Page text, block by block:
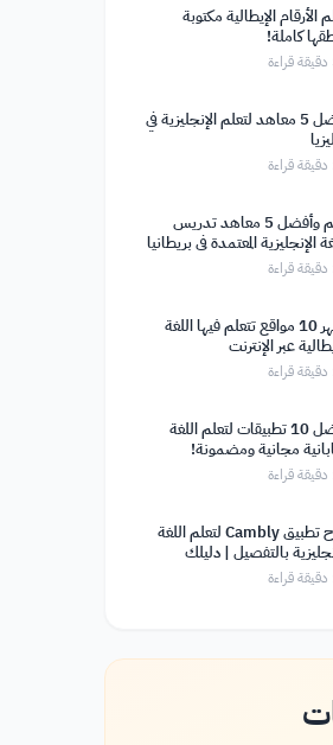
الأرقام الإيطالية مكتوبة
كاملة!
دقيقة قراءة
أفضل 5 معاهد لتعلم الإنجليزية في
دقيقة قراءة
أهم وأفضل 5 معاهد تدريس
الإنجليزية المعتمدة في بريطانيا
دقيقة قراءة
أشهر 10 مواقع تتعلم فيها اللغة
عبر الإنترنت
دقيقة قراءة
أفضل 10 تطبيقات لتعلم اللغة
مجانية ومضمونة!
دقيقة قراءة
شرح تطبيق Cambly لتعلم اللغة
بالتفصيل | دليلك
دقيقة قراءة